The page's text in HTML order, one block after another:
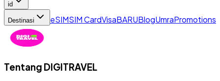
id
Destinasi eSIMSIM CardVisaBARUBlogUmraPromotions
Tentang DIGITRAVEL